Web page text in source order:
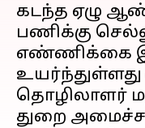
கடந்த ஏழு
பணிக்கு
எண்ணிக்கை
தொழிலாளர்
துறை